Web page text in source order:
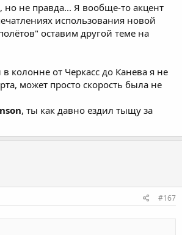
не правда... Я вообще-то акцент
использования новой
оставим другой теме на
в колонне от Черкасс до Канева я не
может просто скорость была не
, ты как давно ездил тыщу за
#167